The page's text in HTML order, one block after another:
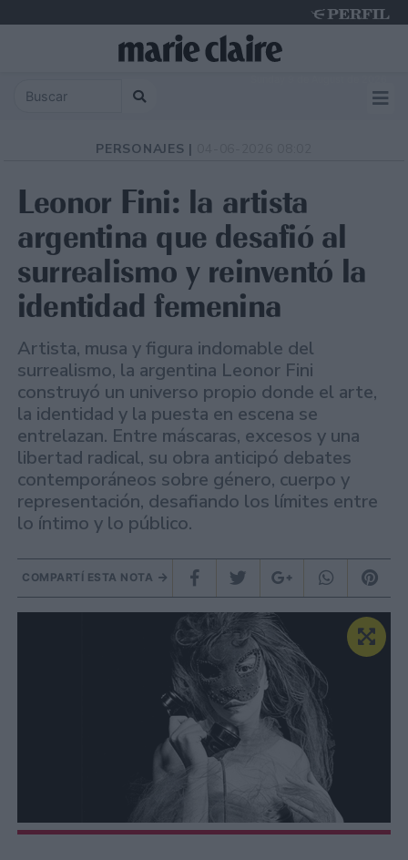
PERSONAJES |
Leonor Fini: la artista
argentina que desafió al
surrealismo y reinventó la
identidad femenina
Artista, musa y figura indomable del
surrealismo, la argentina Leonor Fini
construyó un universo propio donde el arte,
la identidad y la puesta en escena se
entrelazan. Entre máscaras, excesos y una
libertad radical, su obra anticipó debates
contemporáneos sobre género, cuerpo y
representación, desafiando los límites entre
lo íntimo y lo público.
COMPARTÍ ESTA NOTA